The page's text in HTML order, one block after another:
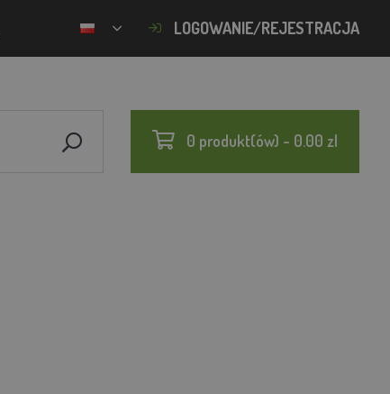
LOGOWANIE/REJESTRACJA
0 produkt(ów) - 0.00 zl